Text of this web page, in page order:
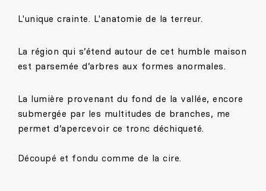
L'unique crainte. L'anatomie de la terreur.
La région qui s’étend autour de cet humble maison
est parsemée d’arbres aux formes anormales.
La lumière provenant du fond de la vallée, encore
submergée par les multitudes de branches, me
permet d’apercevoir ce tronc déchiqueté.
Découpé et fondu comme de la cire.